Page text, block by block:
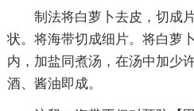
制法将白萝卜去皮，切成
状。将海带切成细片。将白萝
内，加盐同煮汤，在汤中加少
酒、酱油即成。